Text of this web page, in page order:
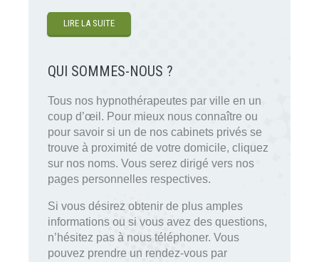
LIRE LA SUITE
QUI SOMMES-NOUS ?
Tous nos hypnothérapeutes par ville en un
coup d’œil. Pour mieux nous connaître ou
pour savoir si un de nos cabinets privés se
trouve à proximité de votre domicile, cliquez
sur nos noms. Vous serez dirigé vers nos
pages personnelles respectives.
Si vous désirez obtenir de plus amples
informations ou si vous avez des questions,
n’hésitez pas à nous téléphoner. Vous
pouvez prendre un rendez-vous par